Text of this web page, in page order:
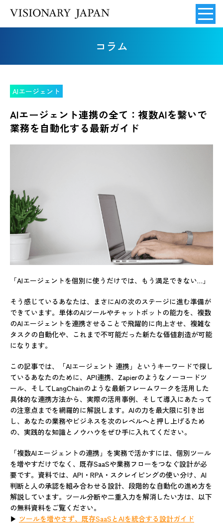
コラム
AIエージェント
AIエージェント連携の全て：複数AIを繋いで
業務を自動化する最新ガイド
「AIエージェントを個別に使うだけでは、もう満足できない…」
そう感じているあなたは、まさにAIの次のステージに進む準備が
できています。単体のAIツールやチャットボットの能力を、複数
のAIエージェントを連携させることで飛躍的に向上させ、複雑な
タスクの自動化や、これまで不可能だった新たな価値創造が可能
になります。
この記事では、「AIエージェント 連携」というキーワードで探し
ているあなたのために、API連携、Zapierのようなノーコードツ
ール、そしてLangChainのような最新フレームワークを活用した
具体的な連携方法から、実際の活用事例、そして導入にあたって
の注意点までを網羅的に解説します。AIの力を最大限に引き出
し、あなたの業務やビジネスを次のレベルへと押し上げるため
の、実践的な知識とノウハウをぜひ手に入れてください。
「複数AIエージェントの連携」を実務で活かすには、個別ツール
を増やすだけでなく、既存SaaSや業務フローをつなぐ設計が必
要です。資料では、API・RPA・スクレイピングの使い分け、AI
判断と人の承認を組み合わせる設計、段階的な自動化の進め方を
解説しています。ツール分断や二重入力を解消したい方は、以下
の無料資料をご覧ください。
▶ ツールを増やさず、既存SaaSとAIを統合する設計ガイド